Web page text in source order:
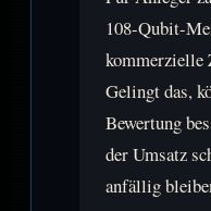
108-Qubit-
kommerzielle
Gelingt das,
Bewertung
der Umsatz
anfällig